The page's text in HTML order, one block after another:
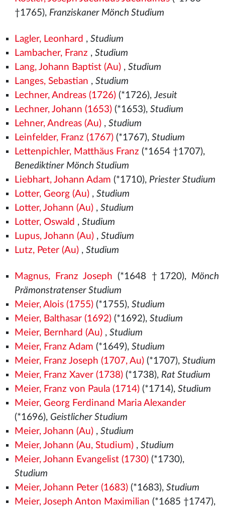
†1765), Franziskaner Mönch Studium
Lagler, Leonhard , Studium
Lambacher, Franz , Studium
Lang, Johann Baptist (Au), Studium
Langes, Sebastian , Studium
Lechner, Andreas (1726)(*1726),Jesuit
Lechner, Johann (1653)(*1653), Studium
Lehner, Andreas (Au), Studium
Leinfelder, Franz (1767)(*1767), Studium
Lettenpichler, Matthäus Franz (*1654 †1707),
Benediktiner Mönch Studium
Liebhart, Johann Adam (*1710), Priester Studium
Lotter, Georg (Au), Studium
Lotter, Johann (Au), Studium
Lotter, Oswald , Studium
Lupus, Johann (Au), Studium
Lutz, Peter (Au), Studium
Magnus, Franz Joseph (*1648 †1720), Mönch
Prämonstratenser Studium
Meier, Alois (1755)(*1755), Studium
Meier, Balthasar (1692)(*1692), Studium
Meier, Bernhard (Au), Studium
Meier, Franz Adam (*1649), Studium
Meier, Franz Joseph (1707, Au)(*1707), Studium
Meier, Franz Xaver (1738)(*1738), Rat Studium
Meier, Franz von Paula (1714)(*1714), Studium
Meier, Georg Ferdinand Maria Alexander
(*1696), Geistlicher Studium
Meier, Johann (Au), Studium
Meier, Johann (Au, Studium), Studium
Meier, Johann Evangelist (1730)(*1730),
Studium
Meier, Johann Peter (1683)(*1683), Studium
Meier, Joseph Anton Maximilian (*1685 †1747),